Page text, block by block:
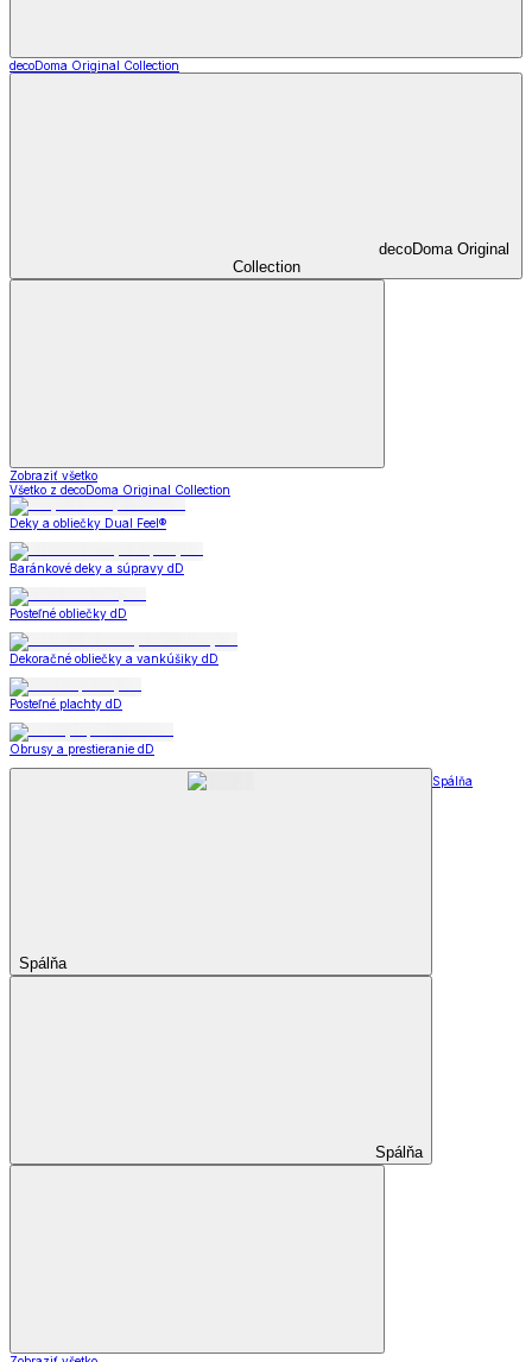
decoDoma Original Collection
decoDoma Original
Collection
Zobraziť všetko
Všetko z decoDoma Original Collection
Deky a obliečky Dual Feel®
Baránkové deky a súpravy dD
Posteľné obliečky dD
Dekoračné obliečky a vankúšiky dD
Posteľné plachty dD
Obrusy a prestieranie dD
Spálňa
Spálňa
Spálňa